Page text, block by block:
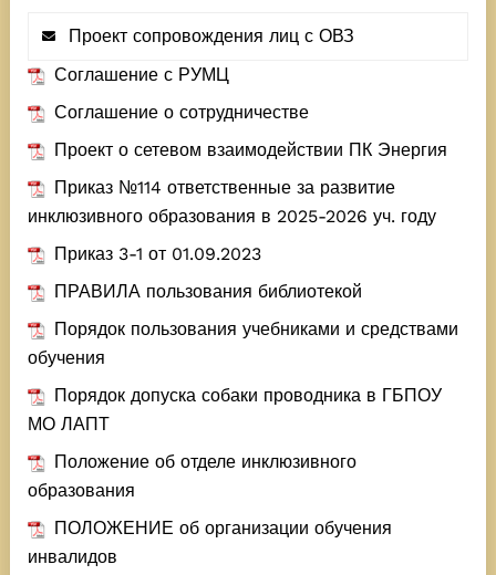
Проект сопровождения лиц с ОВЗ
Проект ОТкрываем таланты
Проект Краски жизни
Проект Город мастеров
Соглашение с РУМЦ
Соглашение о сотрудничестве
Проект о сетевом взаимодействии ПК Энергия
Приказ №114 ответственные за развитие
инклюзивного образования в 2025-2026 уч. году
Приказ 3-1 от 01.09.2023
ПРАВИЛА пользования библиотекой
Порядок пользования учебниками и средствами
обучения
Порядок допуска собаки проводника в ГБПОУ
МО ЛАПТ
Положение об отделе инклюзивного
образования
ПОЛОЖЕНИЕ об организации обучения
инвалидов